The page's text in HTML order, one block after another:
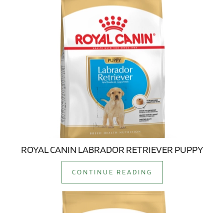
ROYAL CANIN LABRADOR RETRIEVER PUPPY
CONTINUE READING